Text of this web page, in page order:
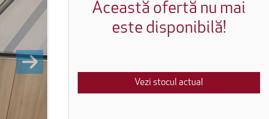
Această ofertă nu mai
este disponibilă!
Vezi stocul actual